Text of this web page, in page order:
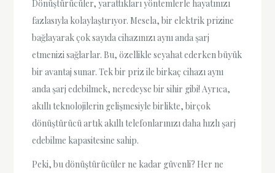
Dönüştürücüler, yarattıkları yöntemlerle hayatınızı
fazlasıyla kolaylaştırıyor. Mesela, bir elektrik prizine
bağlayarak çok sayıda cihazınızı aynı anda şarj
etmenizi sağlarlar. Bu, özellikle seyahat ederken büyük
bir avantaj sunar. Tek bir priz ile birkaç cihazı aynı
anda şarj edebilmek, neredeyse bir sihir gibi! Ayrıca,
akıllı teknolojilerin gelişmesiyle birlikte, birçok
dönüştürücü artık akıllı telefonlarınızı daha hızlı şarj
edebilme kapasitesine sahip.
Peki, bu dönüştürücüler ne kadar güvenli? Her ne